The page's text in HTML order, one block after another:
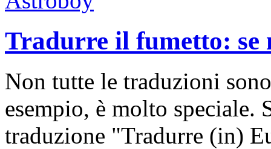
Tradurre il fumetto:
Non tutte le traduzioni
esempio, è molto speciale.
traduzione "Tradurre (in)